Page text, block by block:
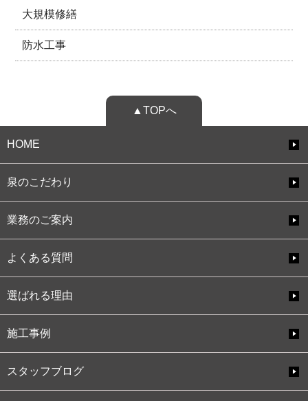
大規模修繕
防水工事
▲TOPへ
HOME
泉のこだわり
業務のご案内
よくある質問
選ばれる理由
施工事例
スタッフブログ